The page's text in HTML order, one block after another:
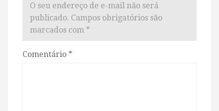
O seu endereço de e-mail não será
publicado. Campos obrigatórios são
marcados com *
Comentário *